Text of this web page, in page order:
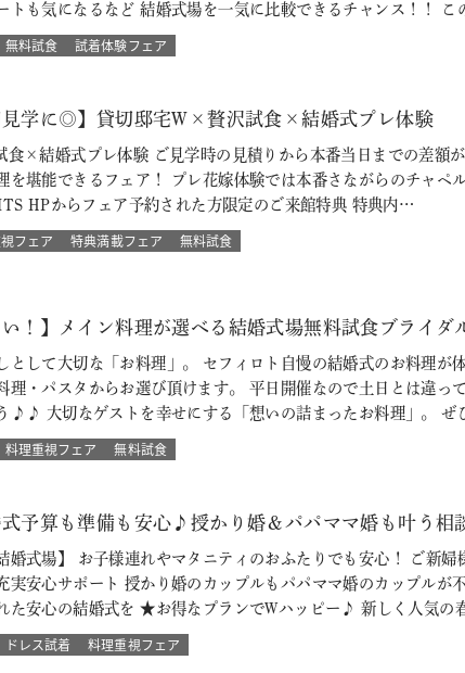
トも気になるなど 結婚式場を一気に比較できるチャンス！！
無料試食 試着体験フェア
見学に◎】貸切邸宅W×贅沢試食×結婚式プレ体験
×結婚式プレ体験 ご見学時の見積りから本番当日までの差額
を堪能できるフェア！ プレ花嫁体験では本番さながらのチャ
HPからフェア予約された方限定のご来館特典 特典内…
フェア 特典満載フェア
無料試食
い！】メイン料理が選べる結婚式場無料試食ブライダ
として大切な「お料理」。 セフィロト自慢の結婚式のお料理が
理・パスタからお選び頂けます。 平日開催なので土日とは違
♪♪ 大切なゲストを幸せにする「想いの詰まったお料理」。 ぜ
料理重視フェア 無料試食
式予算も準備も安心♪授かり婚＆パパママ婚も叶う相
婚式場】 お子様連れやマタニティのおふたりでも安心！ ご新
実安心サポート 授かり婚のカップルもパパママ婚のカップル
た安心の結婚式を ★お得なプランでWハッピー♪ 新しく人気の
ドレス試着 料理重視フェア